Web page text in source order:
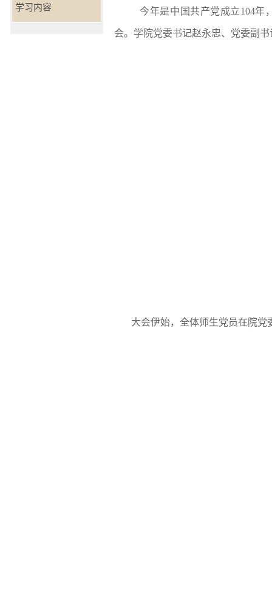
学习内容 今年是中国共产党成立104年
会。学院党委书记赵永忠、党委副
大会伊始，全体师生党员在院